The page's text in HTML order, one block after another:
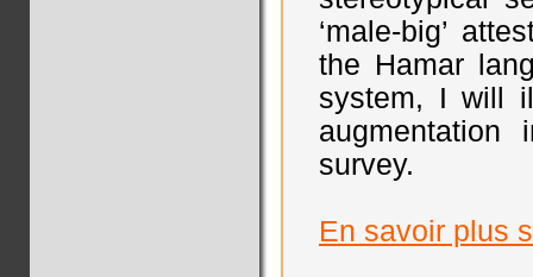
‘male-big’
the Hamar
system, I will
survey.
En savoir plus